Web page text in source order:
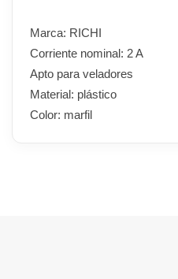
Marca: RICHI
Corriente nominal: 2 A
Apto para veladores
Material: plástico
Color: marfil